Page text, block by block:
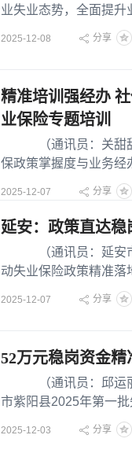
业失业态势，全面提
2025-12-08 分享
精准培训强经办
业保险专题培训
（通讯员：关甜甜
保政策掌握度与业务经
2025-12-07 分享
延安：政策直达
（通讯员：延安市
动失业保险政策精准
2025-12-07 分享
52万元稳岗资金精
（通讯员：邱运
市紫阳县2025年第一
2025-12-03 分享